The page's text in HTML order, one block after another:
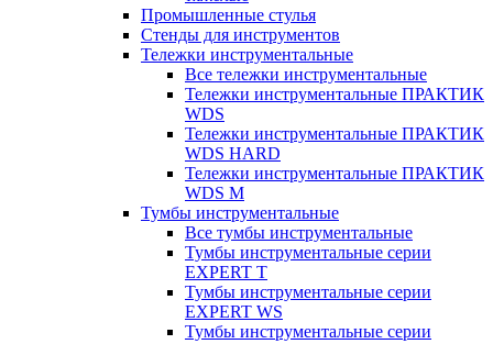
Промышленные стулья
Стенды для инструментов
Тележки инструментальные
Все тележки инструментальные
Тележки инструментальные ПРАКТИК
WDS
Тележки инструментальные ПРАКТИК
WDS HARD
Тележки инструментальные ПРАКТИК
WDS M
Тумбы инструментальные
Все тумбы инструментальные
Тумбы инструментальные серии
EXPERT T
Тумбы инструментальные серии
EXPERT WS
Тумбы инструментальные серии